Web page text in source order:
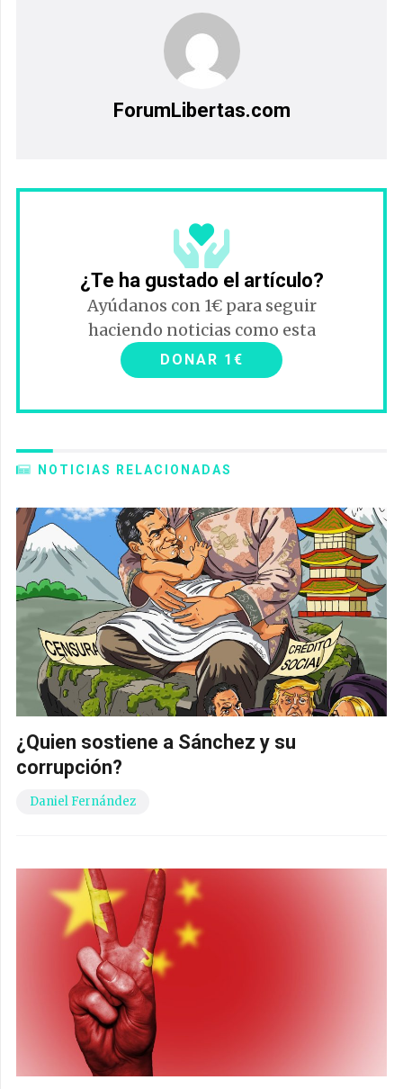
ForumLibertas.com
¿Te ha gustado el artículo?
Ayúdanos con 1€ para seguir
haciendo noticias como esta
DONAR 1€
NOTICIAS RELACIONADAS
¿Quien sostiene a Sánchez y su
corrupción?
Daniel Fernández